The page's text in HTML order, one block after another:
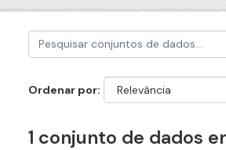
Ordenar por
1 conjunto de dados